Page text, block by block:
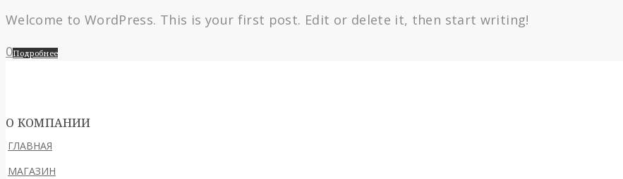
Welcome to WordPress. This is your first post. Edit or delete it, then start writing!
0Подробнее
О КОМПАНИИ
ГЛАВНАЯ
МАГАЗИН